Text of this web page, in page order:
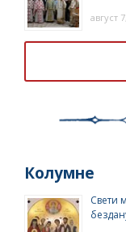
август
Колумне
Свети